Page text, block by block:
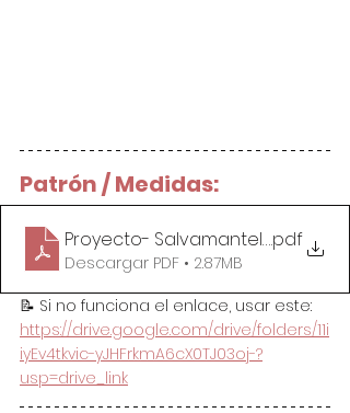
Patrón / Medidas:
Proyecto- Salvamantel Navideño
.pdf
Descargar PDF • 2.87MB
📝 Si no funciona el enlace, usar este:
https://drive.google.com/drive/folders/11i
iyEv4tkvic-yJHFrkmA6cX0TJ03oj-?
usp=drive_link